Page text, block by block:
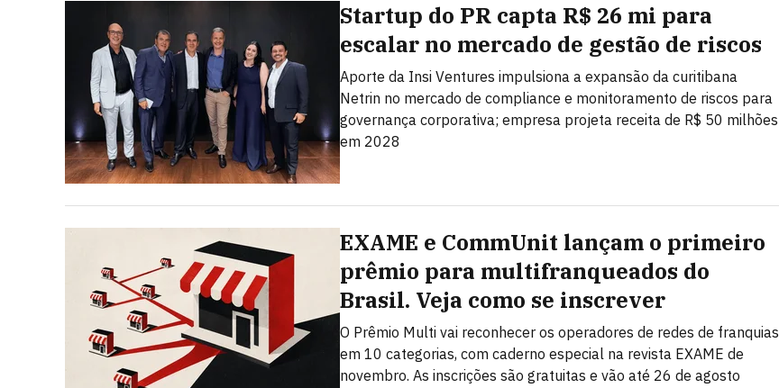
Startup do PR capta R$ 26 mi para
escalar no mercado de gestão de riscos
Aporte da Insi Ventures impulsiona a expansão da curitibana
Netrin no mercado de compliance e monitoramento de riscos para
governança corporativa; empresa projeta receita de R$ 50 milhões
em 2028
EXAME e CommUnit lançam o primeiro
prêmio para multifranqueados do
Brasil. Veja como se inscrever
O Prêmio Multi vai reconhecer os operadores de redes de franquias
em 10 categorias, com caderno especial na revista EXAME de
novembro. As inscrições são gratuitas e vão até 26 de agosto